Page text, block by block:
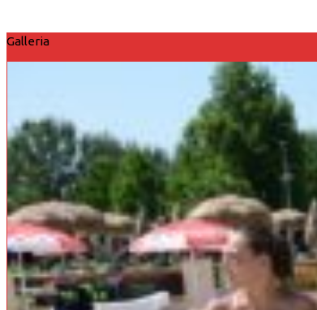
Galleria